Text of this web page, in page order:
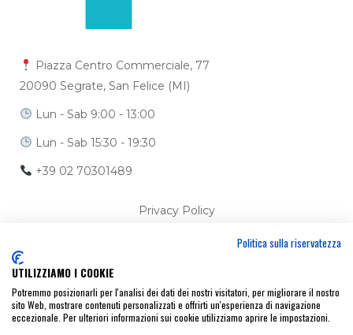
Piazza Centro Commerciale, 77
20090 Segrate, San Felice (MI)
Lun - Sab 9:00 - 13:00
Lun - Sab 15:30 - 19:30
+39 02 70301489
Privacy Policy
Ci trovi anche su
Politica sulla riservatezza
UTILIZZIAMO I COOKIE
Potremmo posizionarli per l'analisi dei dati dei nostri visitatori, per migliorare il nostro
sito Web, mostrare contenuti personalizzati e offrirti un'esperienza di navigazione
eccezionale. Per ulteriori informazioni sui cookie utilizziamo aprire le impostazioni.